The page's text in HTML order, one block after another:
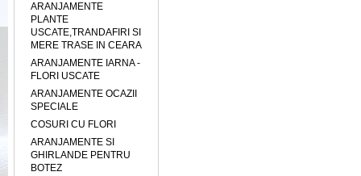
ARANJAMENTE
PLANTE
USCATE,TRANDAFIRI SI
MERE TRASE IN CEARA
ARANJAMENTE IARNA -
FLORI USCATE
ARANJAMENTE OCAZII
SPECIALE
COSURI CU FLORI
ARANJAMENTE SI
GHIRLANDE PENTRU
BOTEZ